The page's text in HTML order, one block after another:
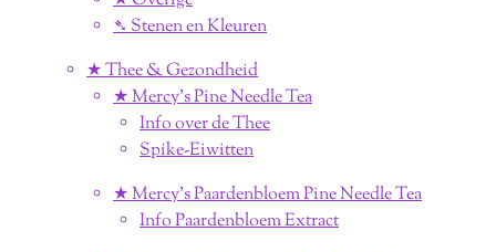
➴ Stenen en Kleuren
★ Thee & Gezondheid
★ Mercy's Pine Needle Tea
Info over de Thee
Spike-Eiwitten
★ Mercy's Paardenbloem Pine Needle Tea
Info Paardenbloem Extract